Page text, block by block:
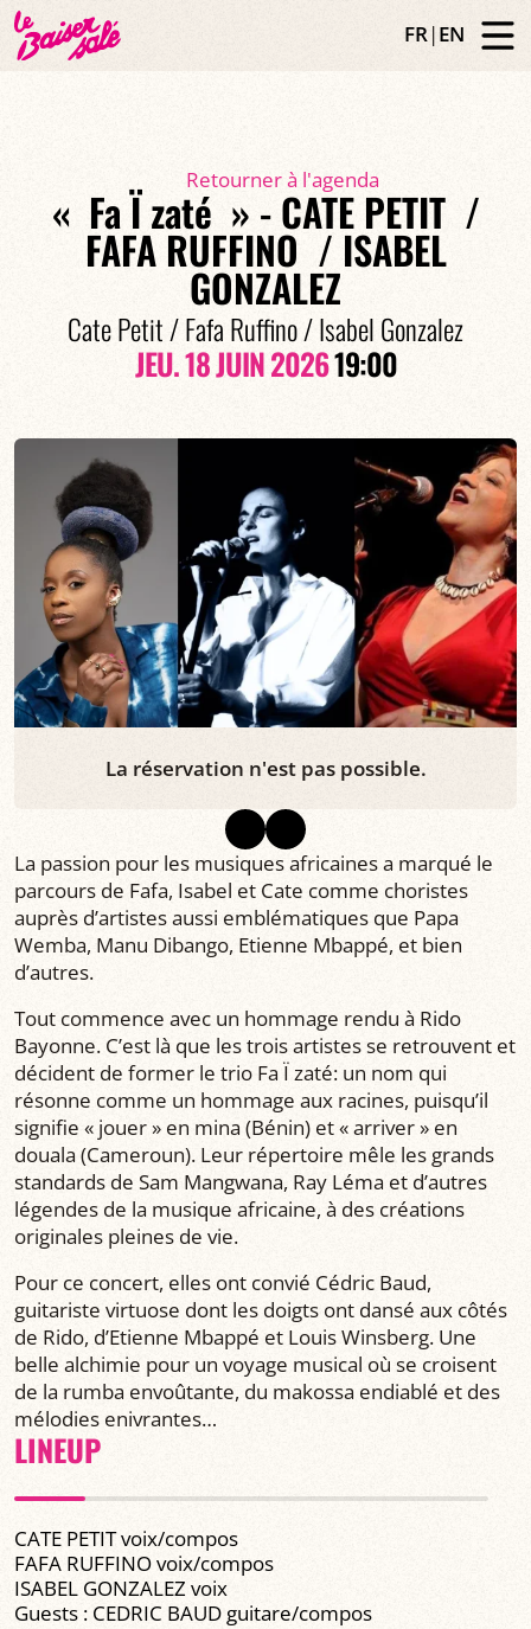
FR|EN
Retourner à l'agenda
« Fa Ï zaté » - CATE PETIT /
FAFA RUFFINO / ISABEL
GONZALEZ
Cate Petit / Fafa Ruffino / Isabel Gonzalez
JEU. 18 JUIN 202619:00
La réservation n'est pas possible.
La passion pour les musiques africaines a marqué le
parcours de Fafa, Isabel et Cate comme choristes
auprès d’artistes aussi emblématiques que Papa
Wemba, Manu Dibango, Etienne Mbappé, et bien
d’autres.
Tout commence avec un hommage rendu à Rido
Bayonne. C’est là que les trois artistes se retrouvent et
décident de former le trio Fa Ï zaté: un nom qui
résonne comme un hommage aux racines, puisqu’il
signifie « jouer » en mina (Bénin) et « arriver » en
douala (Cameroun). Leur répertoire mêle les grands
standards de Sam Mangwana, Ray Léma et d’autres
légendes de la musique africaine, à des créations
originales pleines de vie.
Pour ce concert, elles ont convié Cédric Baud,
guitariste virtuose dont les doigts ont dansé aux côtés
de Rido, d’Etienne Mbappé et Louis Winsberg. Une
belle alchimie pour un voyage musical où se croisent
de la rumba envoûtante, du makossa endiablé et des
mélodies enivrantes…
LINEUP
CATE PETIT voix/compos
FAFA RUFFINO voix/compos
ISABEL GONZALEZ voix
Guests : CEDRIC BAUD guitare/compos